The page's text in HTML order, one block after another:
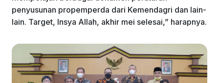
penyusunan propemperda dari Kemendagri dan lain-
lain. Target, Insya Allah, akhir mei selesai,” harapnya.